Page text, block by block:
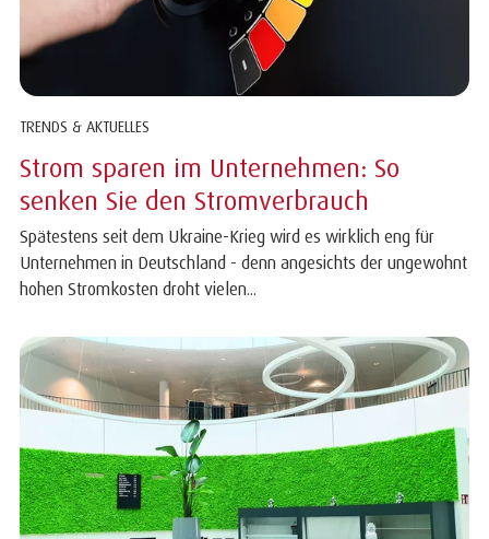
TRENDS & AKTUELLES
Strom sparen im Unternehmen: So
senken Sie den Stromverbrauch
Spätestens seit dem Ukraine-Krieg wird es wirklich eng für
Unternehmen in Deutschland - denn angesichts der ungewohnt
hohen Stromkosten droht vielen...